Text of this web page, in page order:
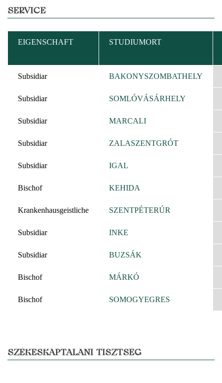
SERVICE
EIGENSCHAFT STUDIUMORT
Subsidiar BAKONYSZOMBATHELY
Subsidiar SOMLÓVÁSÁRHELY
Subsidiar MARCALI
Subsidiar ZALASZENTGRÓT
Subsidiar IGAL
Bischof KEHIDA
Krankenhausgeistliche SZENTPÉTERÚR
Subsidiar INKE
Subsidiar BUZSÁK
Bischof MÁRKÓ
Bischof SOMOGYEGRES
SZÉKESKÁPTALANI TISZTSÉG